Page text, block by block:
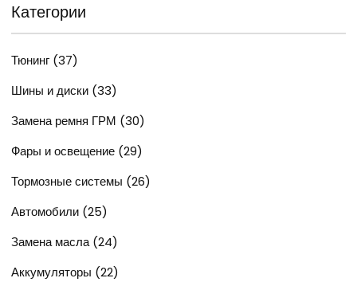
Категории
Тюнинг (37)
Шины и диски (33)
Замена ремня ГРМ (30)
Фары и освещение (29)
Тормозные системы (26)
Автомобили (25)
Замена масла(24)
Аккумуляторы (22)